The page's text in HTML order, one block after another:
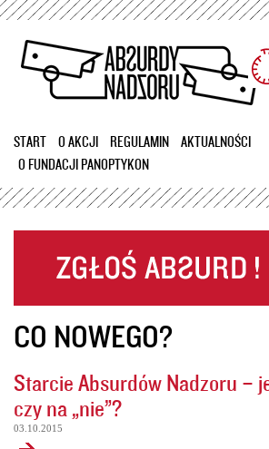
Przejdź
treści
START O AKCJI REGULAMIN
AKTUALNOŚCI
O FUNDACJI PANOPTYKON
CO NOWEGO?
Starcie Absurdów Nadzoru –
czy na „nie”?
03.10.2015